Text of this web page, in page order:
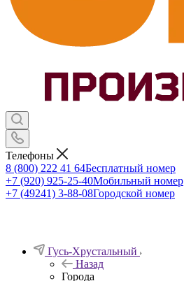
Телефоны
8 (800) 222 41 64Бесплатный номер
+7 (920) 925-25-40Мобильный номер
+7 (49241) 3-88-08Городской номер
Гусь-Хрустальный
Назад
Города